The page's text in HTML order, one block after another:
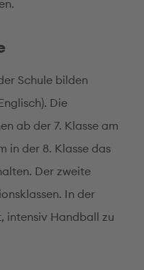
Schule bilden
Die
ab der 7. Klasse am
in der 8. Klasse das
Der zweite
In der
intensiv Handball zu